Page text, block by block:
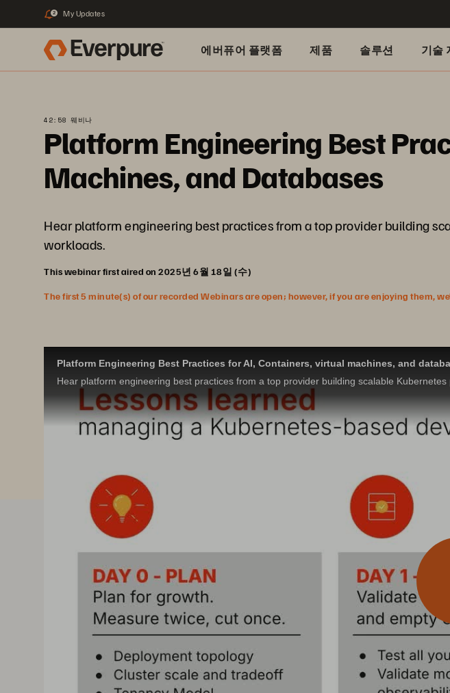
2 My Updates
에버퓨어 플랫폼 제품 솔루션 기술
42:58 웨비나
Platform Engineering Best
Machines, and Databases
Hear platform engineering best practices from a top provider building
workloads.
This webinar first aired on 2025년 6월 18일 (수)
The first 5 minute(s) of our recorded Webinars are open; however, if you are enjoying them,
Platform Engineering Best Practices for AI, Containers, virtual machines, and